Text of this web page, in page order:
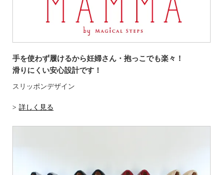
手を使わず履けるから妊婦さん・抱っこでも楽々！
滑りにくい安心設計です！
スリッポンデザイン
詳しく見る